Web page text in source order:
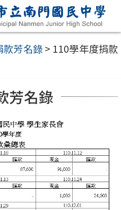
款芳名錄> 110學年度捐款
芳名錄